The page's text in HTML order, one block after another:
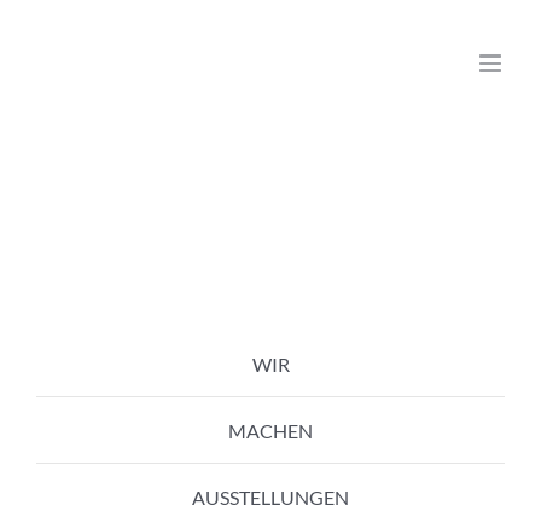
WIR
MACHEN
AUSSTELLUNGEN